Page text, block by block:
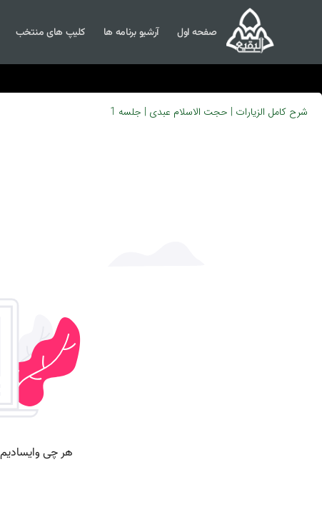
صفحه اول آرشیو برنامه ها کلیپ های منتخب
شرح کامل الزیارات | حجت الاسلام عبدی | جلسه 1